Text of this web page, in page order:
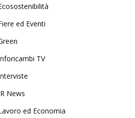
ed Eventi
TV
News
ed Economia